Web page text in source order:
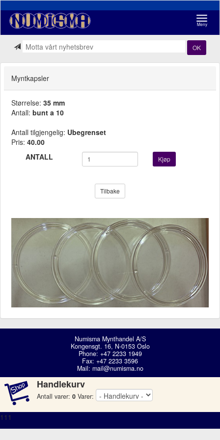
Meny
OK
Myntkapsler
Størrelse: 35 mm
Antall: bunt a 10
Antall tilgjengelig: Ubegrenset
Pris: 40.00
ANTALL
Kjøp
Tilbake
Numisma Mynthandel A/S
Kongensgt. 16, N-0153 Oslo
Phone: +47 2233 1949
Fax: +47 2233 3596
Mail: mail@numisma.no
Handlekurv
Antall varer: 0 Varer:
111